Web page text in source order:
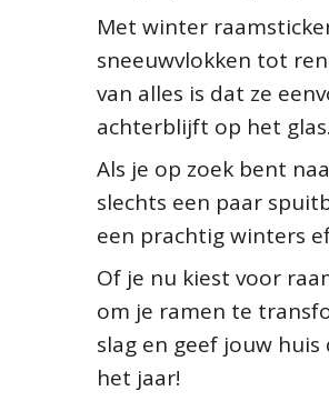
Met winter
sneeuwvlokken tot
van alles is dat ze
achterblijft op het glas.
Als je op zoek bent
slechts een paar
een prachtig winters
Of je nu kiest voor
om je ramen te
slag en geef jouw
het jaar!